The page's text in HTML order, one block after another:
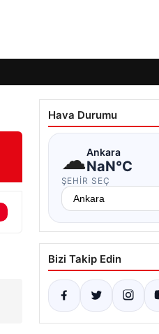
Hava Durumu
☁Ankara
NaN°C
ŞEHIR SEÇ
Bizi Takip Edin